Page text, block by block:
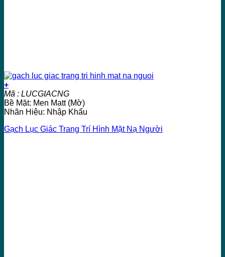
+
Mã : LUCGIACNG
Bề Mặt: Men Matt (Mờ)
Nhãn Hiệu: Nhập Khẩu
Gạch Lục Giác Trang Trí Hình Mặt Nạ Người